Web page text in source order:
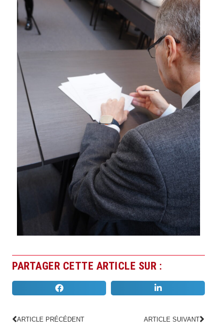
PARTAGER CETTE ARTICLE SUR :
ARTICLE PRÉCÉDENT ARTICLE SUIVANT